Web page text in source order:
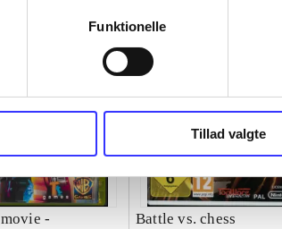
Funktionelle
Tillad valgte
-
Battle vs. chess